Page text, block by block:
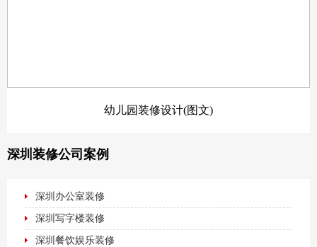
中国戏曲元素餐厅装修(图文)
深圳装修公司案例
深圳办公室装修
深圳写字楼装修
深圳餐饮娱乐装修